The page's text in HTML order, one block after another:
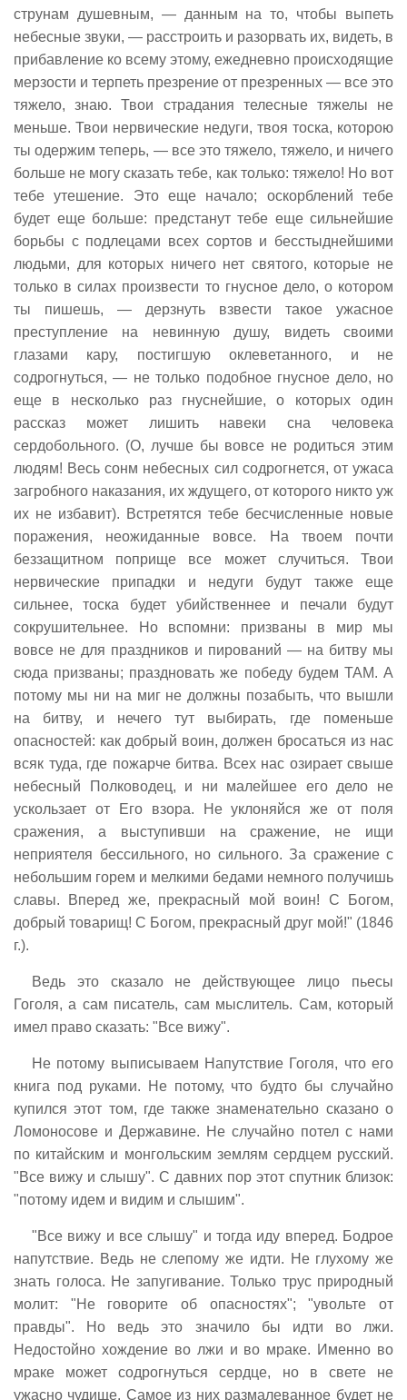
струнам душевным, — данным на то, чтобы выпеть
небесные звуки, — расстроить и разорвать их, видеть, в
прибавление ко всему этому, ежедневно происходящие
мерзости и терпеть презрение от презренных — все это
тяжело, знаю. Твои страдания телесные тяжелы не
меньше. Твои нервические недуги, твоя тоска, которою
ты одержим теперь, — все это тяжело, тяжело, и ничего
больше не могу сказать тебе, как только: тяжело! Но вот
тебе утешение. Это еще начало; оскорблений тебе
будет еще больше: предстанут тебе еще сильнейшие
борьбы с подлецами всех сортов и бесстыднейшими
людьми, для которых ничего нет святого, которые не
только в силах произвести то гнусное дело, о котором
ты пишешь, — дерзнуть взвести такое ужасное
преступление на невинную душу, видеть своими
глазами кару, постигшую оклеветанного, и не
содрогнуться, — не только подобное гнусное дело, но
еще в несколько раз гнуснейшие, о которых один
рассказ может лишить навеки сна человека
сердобольного. (О, лучше бы вовсе не родиться этим
людям! Весь сонм небесных сил содрогнется, от ужаса
загробного наказания, их ждущего, от которого никто уж
их не избавит). Встретятся тебе бесчисленные новые
поражения, неожиданные вовсе. На твоем почти
беззащитном поприще все может случиться. Твои
нервические припадки и недуги будут также еще
сильнее, тоска будет убийственнее и печали будут
сокрушительнее. Но вспомни: призваны в мир мы
вовсе не для праздников и пирований — на битву мы
сюда призваны; праздновать же победу будем ТАМ. А
потому мы ни на миг не должны позабыть, что вышли
на битву, и нечего тут выбирать, где поменьше
опасностей: как добрый воин, должен бросаться из нас
всяк туда, где пожарче битва. Всех нас озирает свыше
небесный Полководец, и ни малейшее его дело не
ускользает от Его взора. Не уклоняйся же от поля
сражения, а выступивши на сражение, не ищи
неприятеля бессильного, но сильного. За сражение с
небольшим горем и мелкими бедами немного получишь
славы. Вперед же, прекрасный мой воин! С Богом,
добрый товарищ! С Богом, прекрасный друг мой!" (1846
г.).
Ведь это сказало не действующее лицо пьесы
Гоголя, а сам писатель, сам мыслитель. Сам, который
имел право сказать: "Все вижу".
Не потому выписываем Напутствие Гоголя, что его
книга под руками. Не потому, что будто бы случайно
купился этот том, где также знаменательно сказано о
Ломоносове и Державине. Не случайно потел с нами
по китайским и монгольским землям сердцем русский.
"Все вижу и слышу". С давних пор этот спутник близок:
"потому идем и видим и слышим".
"Все вижу и все слышу" и тогда иду вперед. Бодрое
напутствие. Ведь не слепому же идти. Не глухому же
знать голоса. Не запугивание. Только трус природный
молит: "Не говорите об опасностях"; "увольте от
правды". Но ведь это значило бы идти во лжи.
Недостойно хождение во лжи и во мраке. Именно во
мраке может содрогнуться сердце, но в свете не
ужасно чудище. Самое из них размалеванное будет не